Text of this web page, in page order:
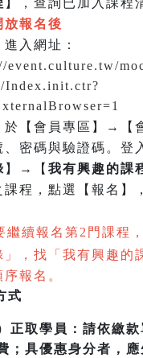
】，查詢已加入課程
放報名後
進入網址：
event.culture.tw/
Index.init.ctr?
於【會員專區】→【
、密碼與驗證碼。登
】→【 我有興趣的課
課程，點選【報名】
繼續報名第2門課程
」，找「我有興趣的
序報名。
式
正取學員：請依繳
；具優惠身分者，